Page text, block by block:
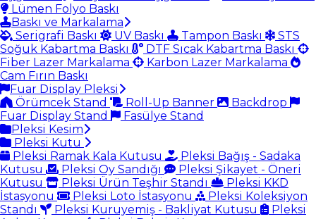
Lümen Folyo Baskı
Baskı ve Markalama
Serigrafi Baskı
UV Baskı Tampon Baskı
STS
Soğuk Kabartma Baskı
DTF Sıcak Kabartma Baskı
Fiber Lazer Markalama
Karbon Lazer Markalama
Cam Fırın Baskı
Fuar Display Pleksi
Örümcek Stand
Roll-Up Banner
Backdrop
Fuar Display Stand
Fasülye Stand
Pleksi Kesim
Pleksi Kutu
Pleksi Ramak Kala Kutusu
Pleksi Bağış - Sadaka
Kutusu
Pleksi Oy Sandığı
Pleksi Şikayet - Öneri
Kutusu
Pleksi Ürün Teşhir Standı
Pleksi KKD
İstasyonu
Pleksi Loto İstasyonu
Pleksi Koleksiyon
Standı
Pleksi Kuruyemiş - Bakliyat Kutusu
Pleksi